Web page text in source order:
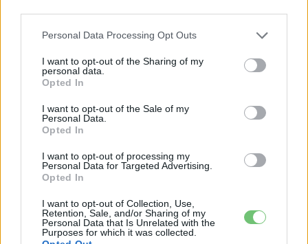
Personal Data Processing Opt Outs
I want to opt-out of the Sharing of my
personal data.
Opted In
I want to opt-out of the Sale of my
Personal Data.
Opted In
I want to opt-out of processing my
Personal Data for Targeted Advertising.
Opted In
I want to opt-out of Collection, Use,
Retention, Sale, and/or Sharing of my
Personal Data that Is Unrelated with the
Purposes for which it was collected.